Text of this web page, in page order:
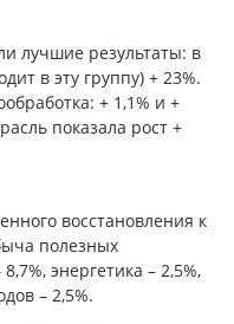
лучшие результаты: в
в эту группу) + 23%.
+ 1,1% и +
показала рост +
восстановления к
полезных
энергетика – 2,5%,
– 2,5%.